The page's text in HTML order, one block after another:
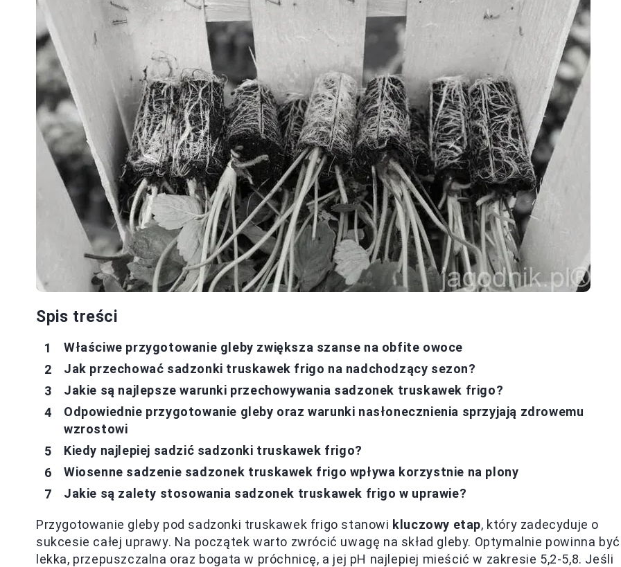
Spis treści
Właściwe przygotowanie gleby zwiększa szanse na obfite owoce
Jak przechować sadzonki truskawek frigo na nadchodzący sezon?
Jakie są najlepsze warunki przechowywania sadzonek truskawek frigo?
Odpowiednie przygotowanie gleby oraz warunki nasłonecznienia sprzyjają zdrowemu
wzrostowi
Kiedy najlepiej sadzić sadzonki truskawek frigo?
Wiosenne sadzenie sadzonek truskawek frigo wpływa korzystnie na plony
Jakie są zalety stosowania sadzonek truskawek frigo w uprawie?
Przygotowanie gleby pod sadzonki truskawek frigo stanowi kluczowy etap, który zadecyduje o
sukcesie całej uprawy. Na początek warto zwrócić uwagę na skład gleby. Optymalnie powinna być
lekka, przepuszczalna oraz bogata w próchnicę, a jej pH najlepiej mieścić w zakresie 5,2-5,8. Jeśli